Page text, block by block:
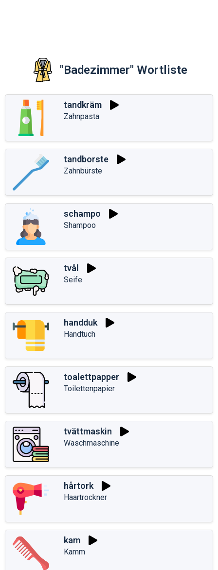
"Badezimmer" Wortliste
tandkräm
Zahnpasta
tandborste
Zahnbürste
schampo
Shampoo
tvål
Seife
handduk
Handtuch
toalettpapper
Toilettenpapier
tvättmaskin
Waschmaschine
hårtork
Haartrockner
kam
Kamm